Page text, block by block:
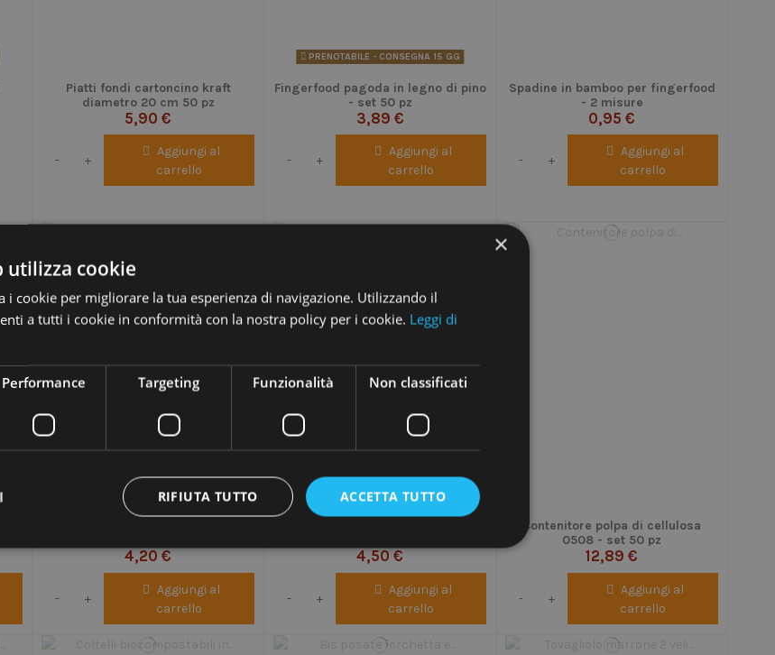
Piatti fondi cartoncino kraft
diametro 20 cm 50 pz
5,90 €
- +
Aggiungi al
carrello
PRENOTABILE - CONSEGNA 15 GG
Fingerfood pagoda in legno di pino
- set 50 pz
3,89 €
- +
Aggiungi al
carrello
Spadine in bamboo per fingerfood
- 2 misure
0,95 €
- +
Aggiungi al
carrello
4,20 €
- +
Aggiungi al
carrello
4,50 €
- +
Aggiungi al
carrello
Contenitore polpa di cellulosa
0508 - set 50 pz
12,89 €
- +
Aggiungi al
carrello
×
utilizza cookie
i cookie per migliorare la tua esperienza di navigazione. Utilizzando il
a tutti i cookie in conformità con la nostra policy per i cookie. Leggi di
Performance Targeting Funzionalità Non classificati
ACCETTA TUTTO
RIFIUTA TUTTO